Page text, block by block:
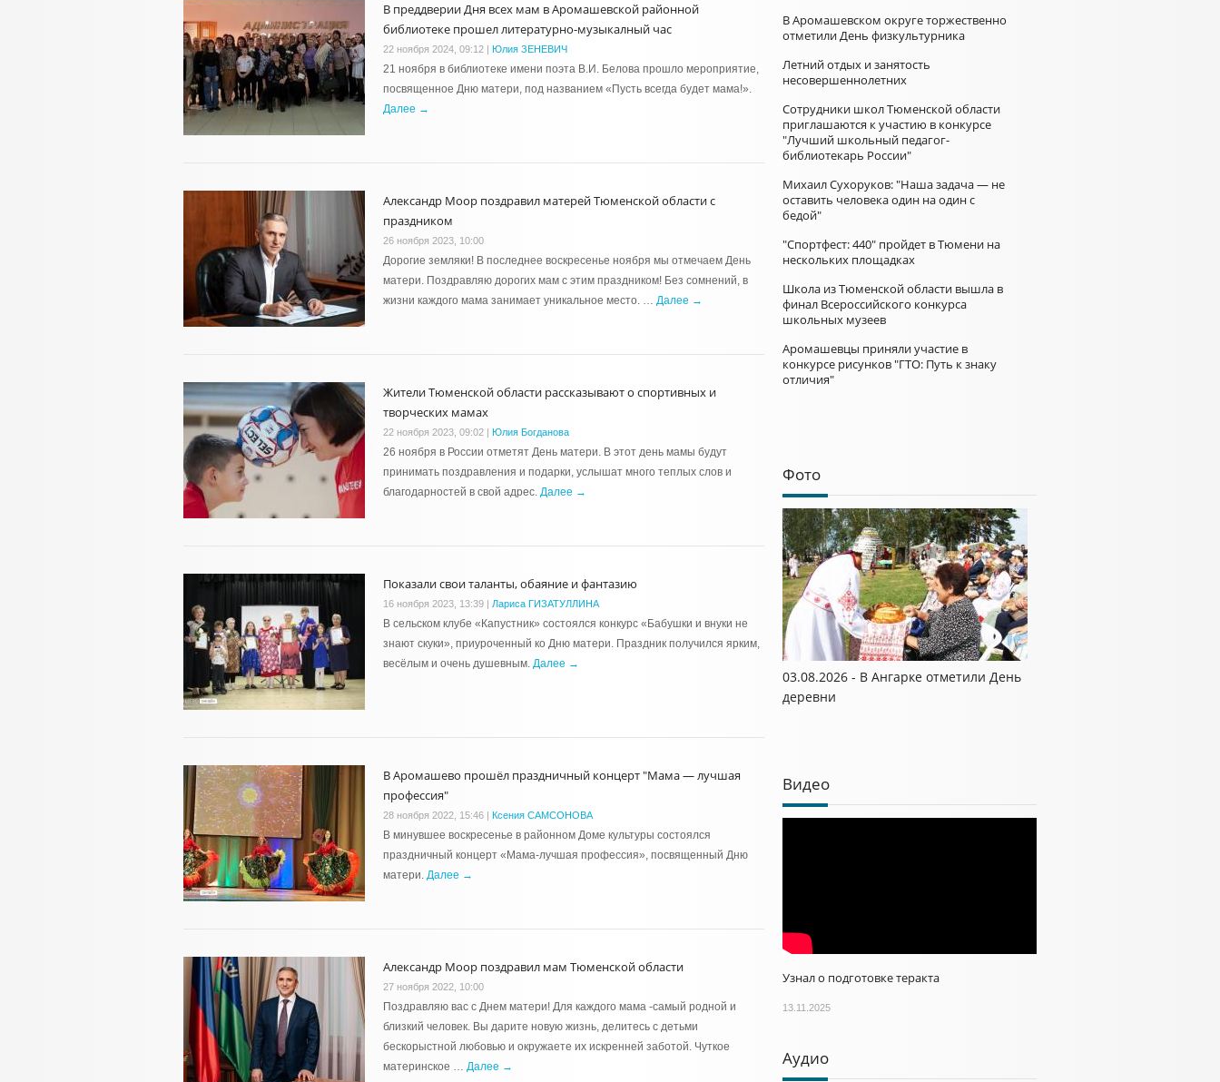
В преддверии Дня всех мам в Аромашевской районной
библиотеке прошел литературно-музыкалный час
22 ноября 2024, 09:12 | Юлия ЗЕНЕВИЧ
21 ноября в библиотеке имени поэта В.И. Белова прошло мероприятие,
посвященное Дню матери, под названием «Пусть всегда будет мама!».
Далее →
Александр Моор поздравил матерей Тюменской области с
праздником
26 ноября 2023, 10:00
Дорогие земляки! В последнее воскресенье ноября мы отмечаем День
матери. Поздравляю дорогих мам с этим праздником! Без сомнений, в
жизни каждого мама занимает уникальное место. … Далее →
Жители Тюменской области рассказывают о спортивных и
творческих мамах
22 ноября 2023, 09:02 | Юлия Богданова
26 ноября в России отметят День матери. В этот день мамы будут
принимать поздравления и подарки, услышат много теплых слов и
благодарностей в свой адрес. Далее →
Показали свои таланты, обаяние и фантазию
16 ноября 2023, 13:39 | Лариса ГИЗАТУЛЛИНА
В сельском клубе «Капустник» состоялся конкурс «Бабушки и внуки не
знают скуки», приуроченный ко Дню матери. Праздник получился ярким,
весёлым и очень душевным. Далее →
В Аромашево прошёл праздничный концерт "Мама — лучшая
профессия"
28 ноября 2022, 15:46 | Ксения САМСОНОВА
В минувшее воскресенье в районном Доме культуры состоялся
праздничный концерт «Мама-лучшая профессия», посвященный Дню
матери. Далее →
Александр Моор поздравил мам Тюменской области
27 ноября 2022, 10:00
Поздравляю вас с Днем матери! Для каждого мама -самый родной и
близкий человек. Вы дарите новую жизнь, делитесь с детьми
бескорыстной любовью и окружаете их искренней заботой. Чуткое
материнское … Далее →
В Аромашевском округе торжественно
отметили День физкультурника
Летний отдых и занятость
несовершеннолетних
Сотрудники школ Тюменской области
приглашаются к участию в конкурсе
"Лучший школьный педагог-
библиотекарь России"
Михаил Сухоруков: "Наша задача — не
оставить человека один на один с
бедой"
"Спортфест: 440" пройдет в Тюмени на
нескольких площадках
Школа из Тюменской области вышла в
финал Всероссийского конкурса
школьных музеев
Аромашевцы приняли участие в
конкурсе рисунков "ГТО: Путь к знаку
отличия"
Фото
03.08.2026 - В Ангарке отметили День
деревни
Видео
Узнал о подготовке теракта
13.11.2025
Аудио